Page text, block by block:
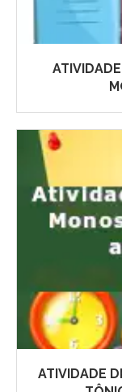
ATIVIDADE